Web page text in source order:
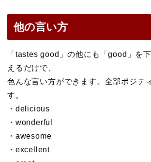
他の言い方
「tastes good」の他にも「good」を
えるだけで、
色んな言い方ができます。全部ポジテ
す。
・delicious
・wonderful
・awesome
・excellent